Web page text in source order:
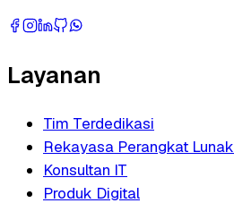
Layanan
Tim Terdedikasi
Rekayasa Perangkat Lunak
Konsultan IT
Produk Digital